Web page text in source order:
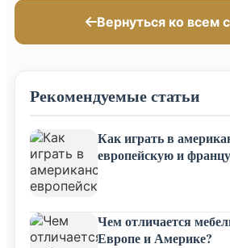
Вернуться ко всем
Рекомендуемые статьи
Как играть в
европейскую и
Чем отличается
Европе и Америке?